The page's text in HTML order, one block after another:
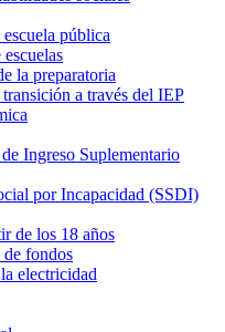
pública
la preparatoria
a través del IEP
Ingreso Suplementario
por Incapacidad (SSDI)
de los 18 años
de fondos
electricidad